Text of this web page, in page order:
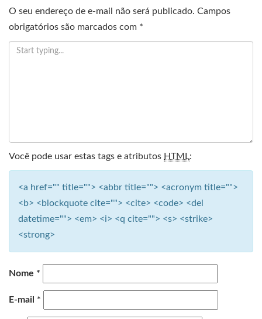
O seu endereço de e-mail não será publicado. Campos
obrigatórios são marcados com *
Você pode usar estas tags e atributos HTML:
<a href="" title=""> <abbr title=""> <acronym title="">
<b> <blockquote cite=""> <cite> <code> <del
datetime=""> <em> <i> <q cite=""> <s> <strike>
<strong>
Nome *
E-mail *